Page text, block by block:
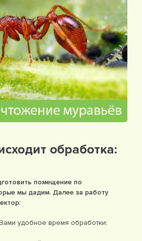
обработка:
помещение по
мы дадим. Далее за работу
удобное время обработки;